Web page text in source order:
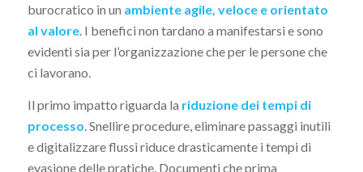
burocratico in un ambiente agile, veloce e orientato
al valore. I benefici non tardano a manifestarsi e sono
evidenti sia per l’organizzazione che per le persone che
ci lavorano.
Il primo impatto riguarda la riduzione dei tempi di
processo . Snellire procedure, eliminare passaggi inutili
e digitalizzare flussi riduce drasticamente i tempi di
evasione delle pratiche. Documenti che prima